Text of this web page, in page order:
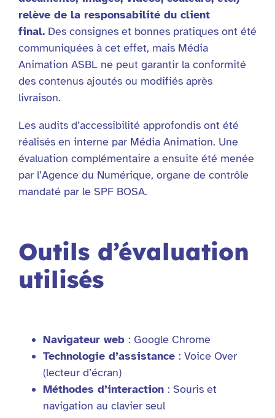
relève de la responsabilité du client
final. Des consignes et bonnes pratiques ont été
communiquées à cet effet, mais Média
Animation ASBL ne peut garantir la conformité
des contenus ajoutés ou modifiés après
livraison.
Les audits d’accessibilité approfondis ont été
réalisés en interne par Média Animation. Une
évaluation complémentaire a ensuite été menée
par l’Agence du Numérique, organe de contrôle
mandaté par le SPF BOSA.
Outils d’évaluation
utilisés
Navigateur web : Google Chrome
Technologie d’assistance : Voice Over
(lecteur d’écran)
Méthodes d’interaction : Souris et
navigation au clavier seul